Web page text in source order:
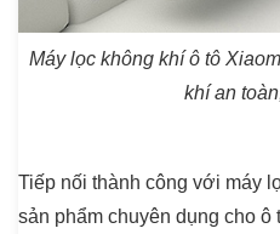
Máy lọc không khí ô tô
khí an
Tiếp nối thành công với máy
sản phẩm chuyên dụng cho